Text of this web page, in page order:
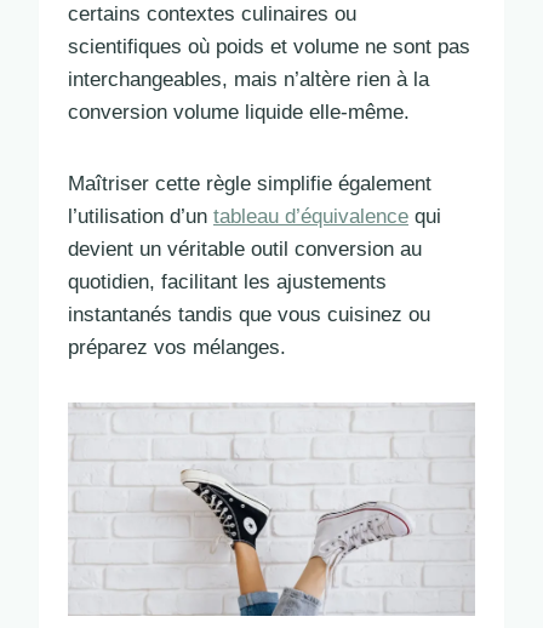
certains contextes culinaires ou
scientifiques où poids et volume ne sont pas
interchangeables, mais n’altère rien à la
conversion volume liquide elle-même.
Maîtriser cette règle simplifie également
l’utilisation d’un tableau d’équivalence qui
devient un véritable outil conversion au
quotidien, facilitant les ajustements
instantanés tandis que vous cuisinez ou
préparez vos mélanges.